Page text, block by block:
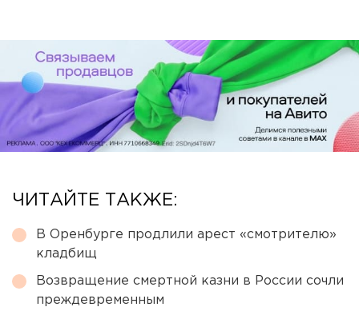
ЧИТАЙТЕ ТАКЖЕ:
В Оренбурге продлили арест «смотрителю»
кладбищ
Возвращение смертной казни в России сочли
преждевременным